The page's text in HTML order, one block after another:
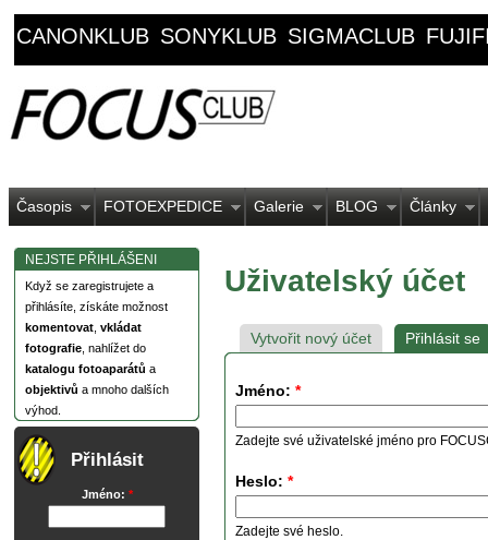
CANONKLUB SONYKLUB SIGMACLUB
Časopis FOTOEXPEDICE Galerie BLOG Články
NEJSTE PŘIHLÁŠENI
Když se zaregistrujete a
přihlásíte, získáte možnost
komentovat vkládat
fotografie , nahlížet do
katalogu fotoaparátů a
objektivů a mnoho dalších
výhod.
Přihlásit
Jméno: *
Uživatelský účet
Vytvořit nový účet Přihlásit se
Jméno: *
Zadejte své uživatelské jméno pro
Heslo: *
Zadejte své heslo.